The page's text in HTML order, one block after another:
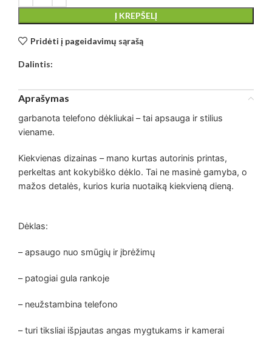
Į KREPŠELĮ
Pridėti į pageidavimų sąrašą
Dalintis:
Aprašymas
garbanota telefono dėkliukai – tai apsauga ir stilius
viename.
Kiekvienas dizainas – mano kurtas autorinis printas,
perkeltas ant kokybiško dėklo. Tai ne masinė gamyba, o
mažos detalės, kurios kuria nuotaiką kiekvieną dieną.
Dėklas:
– apsaugo nuo smūgių ir įbrėžimų
– patogiai gula rankoje
– neužstambina telefono
– turi tiksliai išpjautas angas mygtukams ir kamerai